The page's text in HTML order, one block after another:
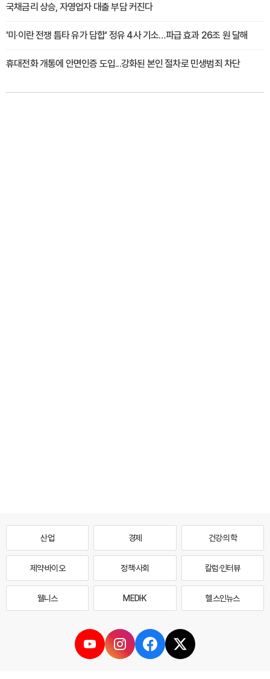
국채금리 상승, 자영업자 대출 부담 커진다
'미·이란 전쟁 틈타 유가 담합' 정유 4사 기소…파급 효과 26조 원 달해
휴대전화 개통에 안면인증 도입...강화된 본인 절차로 민생범죄 차단
산업 경제 건강·의학
제약·바이오 정책·사회 칼럼·인터뷰
웰니스 MEDI·K 헬스인뉴스